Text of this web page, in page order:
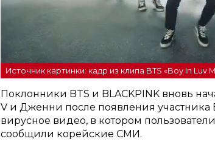
Источник картинки: кадр из клипа BTS «Boy In Luv
Поклонники BTS и BLACKPINK вновь
V и Дженни после появления
вирусное видео, в котором
сообщили корейские СМИ.